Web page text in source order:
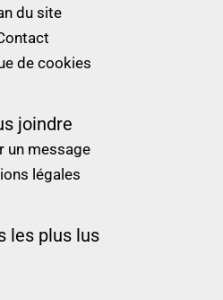
du site
de cookies
joindre
un message
légales
les plus lus